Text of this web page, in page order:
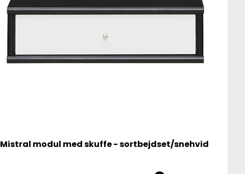
Mistral modul med skuffe - sortbejdset/snehvid